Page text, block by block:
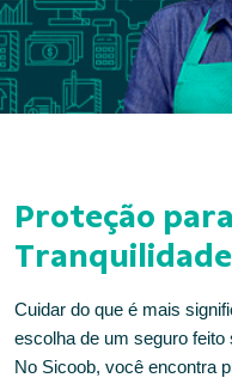
Proteção
Cuidar do que é mais
escolha de um seguro
No Sicoob, você encontra